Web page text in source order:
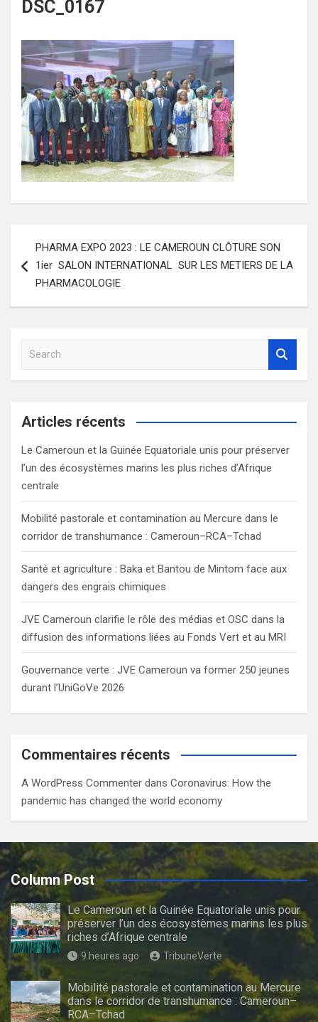
DSC_0167
de
l’article
PHARMA EXPO 2023 : LE CAMEROUN CLÔTURE SON
1ier SALON INTERNATIONAL SUR LES METIERS DE LA
PHARMACOLOGIE
a
c
Articles récents
Le Cameroun et la Guinée Equatoriale unis pour préserver
l’un des écosystèmes marins les plus riches d’Afrique
centrale
Mobilité pastorale et contamination au Mercure dans le
corridor de transhumance : Cameroun–RCA–Tchad
Santé et agriculture : Baka et Bantou de Mintom face aux
dangers des engrais chimiques
JVE Cameroun clarifie le rôle des médias et OSC dans la
diffusion des informations liées au Fonds Vert et au MRI
Gouvernance verte : JVE Cameroun va former 250 jeunes
durant l’UniGoVe 2026
Commentaires récents
A WordPress Commenter dans Coronavirus: How the
pandemic has changed the world economy
Column Post
Le Cameroun et la Guinée Equatoriale unis pour
préserver l’un des écosystèmes marins les plus
riches d’Afrique centrale
9 heures ago TribuneVerte
Mobilité pastorale et contamination au Mercure
dans le corridor de transhumance : Cameroun–
RCA–Tchad